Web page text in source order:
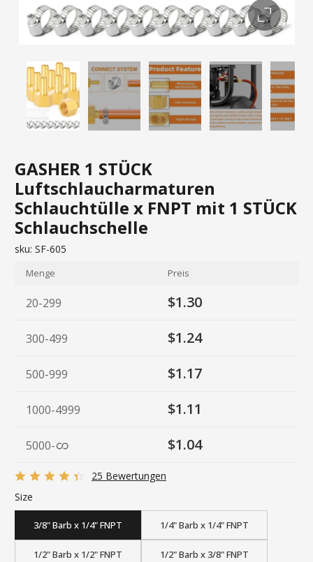
GASHER 1 STÜCK
Luftschlaucharmaturen
Schlauchtülle x FNPT mit 1 STÜCK
Schlauchschelle
sku: SF-605
Menge Preis
20-299 $1.30
300-499 $1.24
500-999 $1.17
1000-4999 $1.11
5000- $1.04
25 Bewertungen
Size
3/8" Barb x 1/4" FNPT 1/4" Barb x 1/4" FNPT
1/2" Barb x 1/2" FNPT 1/2" Barb x 3/8" FNPT